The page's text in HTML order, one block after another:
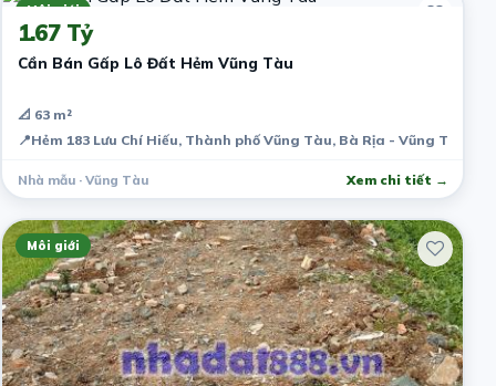
Môi giới
1.67 Tỷ
Cần Bán Gấp Lô Đất Hẻm Vũng Tàu
📐 63 m²
📍Hẻm 183 Lưu Chí Hiếu, Thành phố Vũng Tàu, Bà Rịa - Vũng Tàu,
Nhà mẫu · Vũng Tàu Xem chi tiết →
Môi giới